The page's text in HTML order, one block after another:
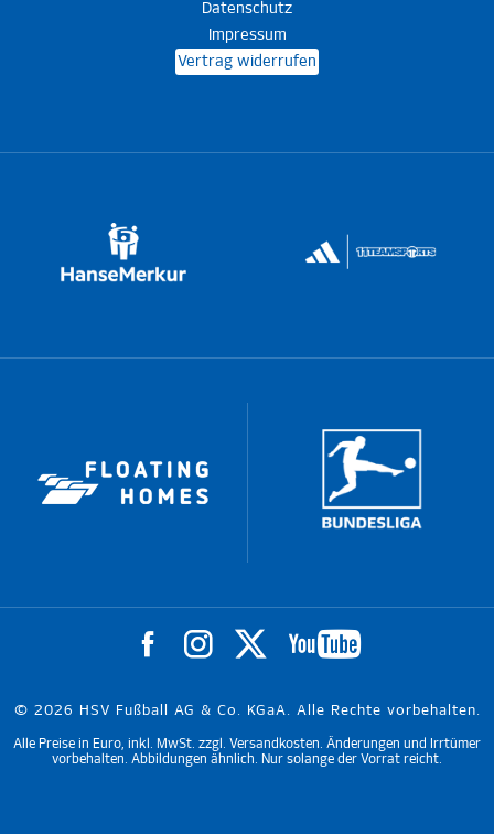
Datenschutz
Impressum
Vertrag widerrufen
© 2026 HSV Fußball AG & Co. KGaA. Alle Rechte vorbehalten.
Alle Preise in Euro, inkl. MwSt. zzgl. Versandkosten. Änderungen und Irrtümer
vorbehalten. Abbildungen ähnlich. Nur solange der Vorrat reicht.